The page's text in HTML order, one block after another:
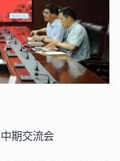
期交流会